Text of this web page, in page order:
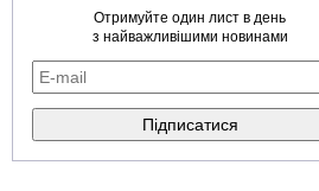
Отримуйте один лист в день
з найважливішими новинами